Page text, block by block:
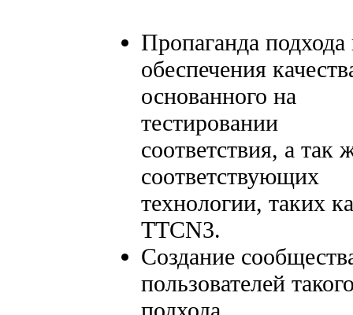
Пропаганда подхода
обеспечения
основанного на
тестировании
соответствия, а так
соответствующих
технологии, таких
TTCN3.
Создание
пользователей